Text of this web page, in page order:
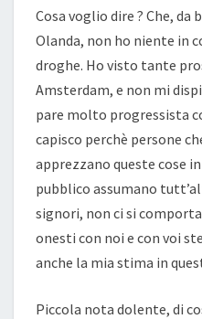
Cosa voglio dire ? Che, da
Olanda, non ho niente in
droghe. Ho visto tante
Amsterdam, e non mi
pare molto progressista
capisco perchè persone
apprezzano queste cose
pubblico assumano
signori, non ci si
onesti con noi e con voi
anche la mia stima in
Piccola nota dolente, di